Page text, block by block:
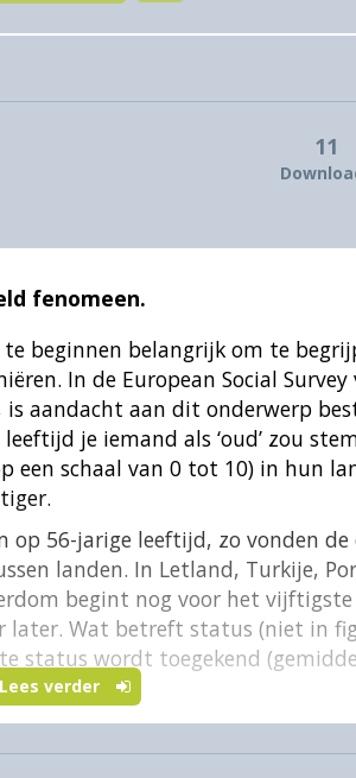
11
Lees verder
fenomeen.
beginnen belangrijk om te
In de European Social
aandacht aan dit onderwerp
je iemand als ‘oud’ zou
een schaal van 0 tot 10) in hun
56-jarige leeftijd, zo vonden de
landen. In Letland, Turkije,
begint nog voor het vijftigste
later. Wat betreft status (niet in
status wordt toegekend